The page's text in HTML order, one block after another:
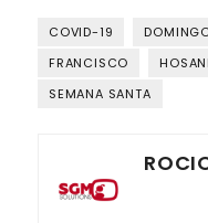
COVID-19
FRANCISCO
SEMANA SANTA